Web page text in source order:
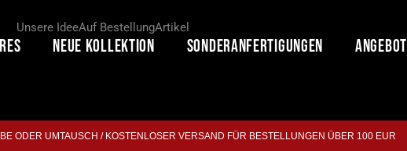
Unsere IdeeAuf BestellungArtikel
Neue Kollektion Sonderanfertigungen Angebot
ODER UMTAUSCH / KOSTENLOSER VERSAND FÜR BESTELLUNGEN ÜBER 100 EUR